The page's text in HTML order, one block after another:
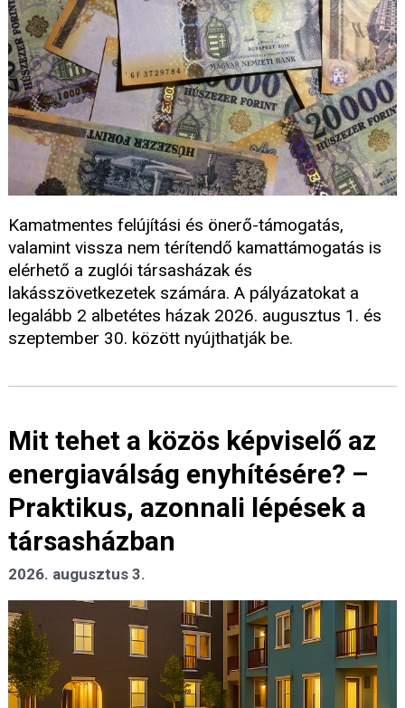
Kamatmentes felújítási és önerő-támogatás,
valamint vissza nem térítendő kamattámogatás is
elérhető a zuglói társasházak és
lakásszövetkezetek számára. A pályázatokat a
legalább 2 albetétes házak 2026. augusztus 1. és
szeptember 30. között nyújthatják be.
Mit tehet a közös képviselő az
energiaválság enyhítésére? –
Praktikus, azonnali lépések a
társasházban
2026. augusztus 3.